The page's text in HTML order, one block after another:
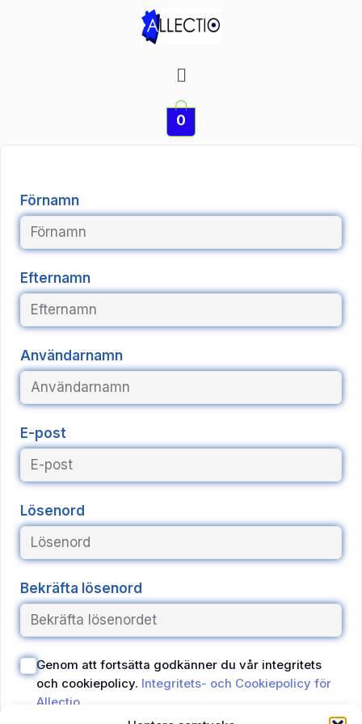
Meny
0
Förnamn
Efternamn
Användarnamn
E-post
Lösenord
Bekräfta lösenord
Genom att fortsätta godkänner du vår integritets
och cookiepolicy. Integritets- och Cookiepolicy för
Allectio